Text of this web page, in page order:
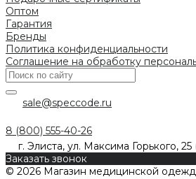
Оптом
Гарантия
Бренды
Политика конфиденциальности
Соглашение на обработку
sale@speccode.ru
8 (800) 555-40-26
г. Элиста, ул. Максима Горького,
Заказать звонок
© 2026 Магазин медицинской